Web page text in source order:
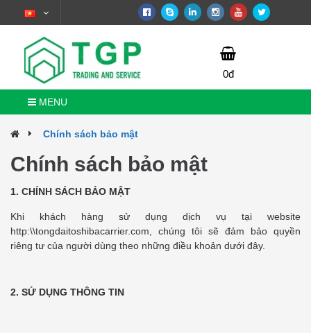
0đ
MENU
Chính sách bảo mật
Chính sách bảo mật
1. CHÍNH SÁCH BẢO MẬT
Khi khách hàng sử dụng dịch vụ tại website
http:\\tongdaitoshibacarrier.com, chúng tôi sẽ đảm bảo quyền
riêng tư của người dùng theo những điều khoản dưới đây.
2. SỬ DỤNG THÔNG TIN